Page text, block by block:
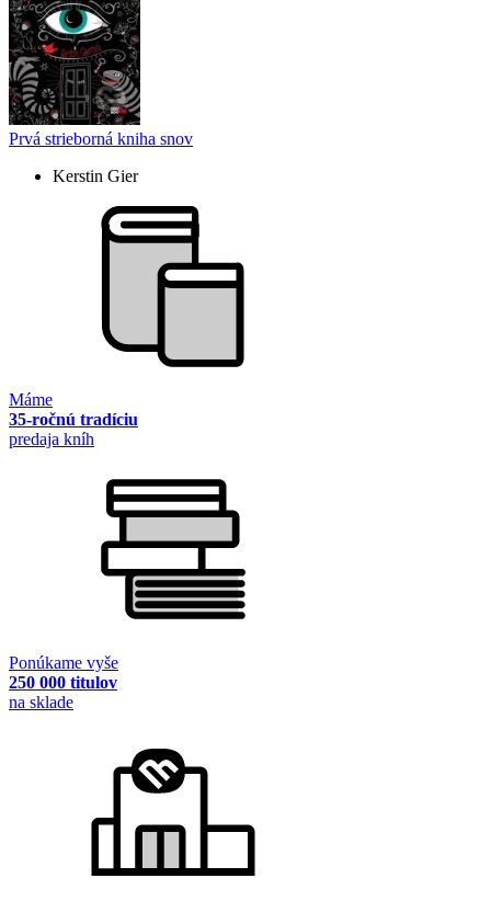
Prvá strieborná kniha snov
Kerstin Gier
Máme
35-ročnú tradíciu
predaja kníh
Ponúkame vyše
250 000 titulov
na sklade